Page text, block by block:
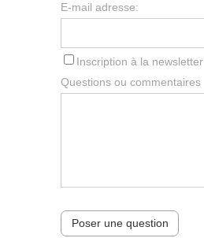
E-mail adresse:
Inscription à la newsletter
Questions ou commentaires
Poser une question